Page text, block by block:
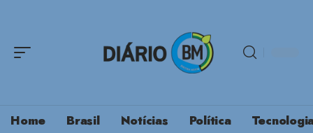
Home Brasil Notícias Política